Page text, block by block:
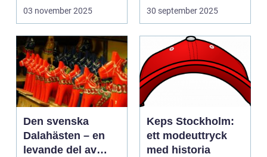
03 november 2025 30 september 2025
Den svenska
Dalahästen – en
levande del av
Keps Stockholm:
ett modeuttryck
med historia